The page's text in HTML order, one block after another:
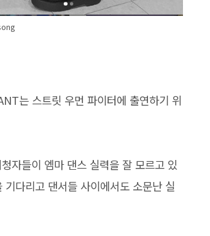
는 스트릿 우먼 파이터에 출연하기 위
자들이 엠마 댄스 실력을 잘 모르고 있
다리고 댄서들 사이에서도 소문난 실